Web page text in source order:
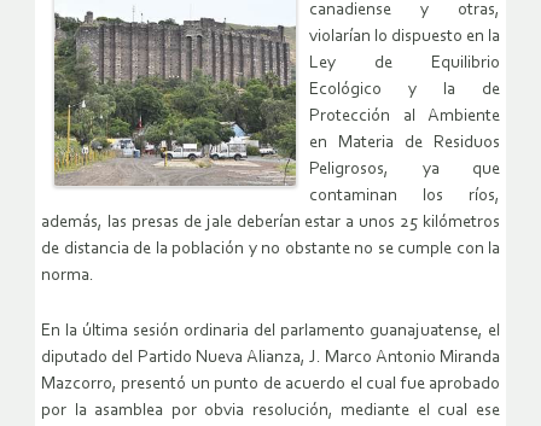
canadiense y otras,
violarían lo dispuesto en la
Ley de Equilibrio
Ecológico y la de
Protección al Ambiente
en Materia de Residuos
Peligrosos, ya que
contaminan los ríos,
además, las presas de jale deberían estar a unos 25 kilómetros
de distancia de la población y no obstante no se cumple con la
norma.
En la última sesión ordinaria del parlamento guanajuatense, el
diputado del Partido Nueva Alianza, J. Marco Antonio Miranda
Mazcorro, presentó un punto de acuerdo el cual fue aprobado
por la asamblea por obvia resolución, mediante el cual ese